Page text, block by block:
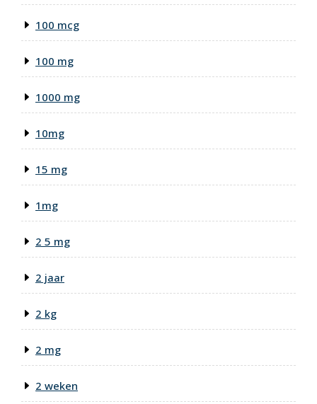
100 mcg
100 mg
1000 mg
10mg
15 mg
1mg
2 5 mg
2 jaar
2 kg
2 mg
2 weken